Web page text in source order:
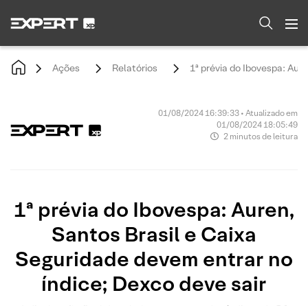
Ações Relatórios 1ª prévia do Ibovespa:
01/08/2024 16:39:33 • Atualizado em
01/08/2024 18:05:49
2 minutos de leitura
1ª prévia do Ibovespa: Auren,
Santos Brasil e Caixa
Seguridade devem entrar no
índice; Dexco deve sair